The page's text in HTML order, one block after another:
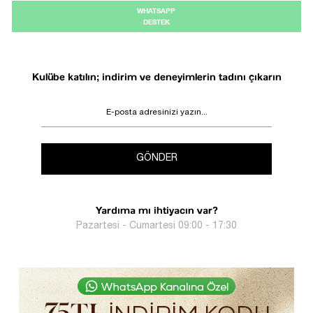
WHATSAPP
DESTEK
Kulübe katılın; indirim ve deneyimlerin tadını çıkarın
GÖNDER
Yardıma mı ihtiyacın var?
Pazartesi - Cumartesi 09:00 - 17:30